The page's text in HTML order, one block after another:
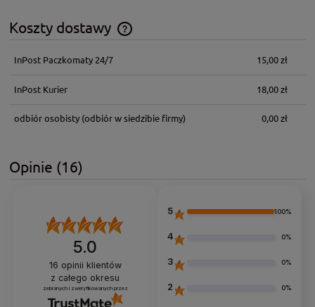
Koszty dostawy
Cena nie zawiera ewentualnych kosztów płatności
InPost Paczkomaty 24/7 15,00 zł
InPost Kurier 18,00 zł
odbiór osobisty(odbiór w siedzibie firmy) 0,00 zł
Opinie (16)
5.0
16 opinii klientów
z całego okresu
zebranych i zweryfikowanych przez
5 100%
4 0%
3 0%
2 0%